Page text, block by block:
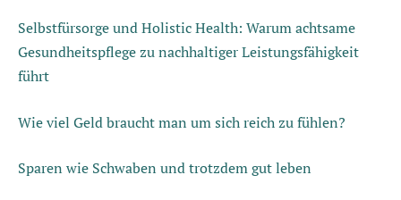
Selbstfürsorge und Holistic Health: Warum achtsame
Gesundheitspflege zu nachhaltiger Leistungsfähigkeit
führt
Wie viel Geld braucht man um sich reich zu fühlen?
Sparen wie Schwaben und trotzdem gut leben